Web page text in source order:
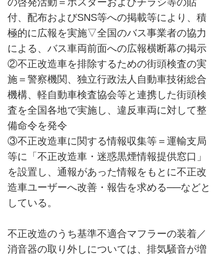
付、配布およびSNS等への掲載等により、積
極的に広報を実施▽全国のバス事業者の協力
による、バス車両前面への広報横断幕の掲示
②不正改造車を排除するための街頭検査の実
施＝警察機関、独立行政法人自動車技術総合
機構、軽自動車検査協会等と連携した街頭検
査を全国各地で実施し、違反車両に対して整
備命令を発令
③不正改造車に関する情報収集等＝運輸支局
等に「不正改造車・迷惑黒煙情報提供窓口」
を設置し、通報があった情報をもとに不正改
造車ユーザーへ改善・報告を求める──などと
している。
不正改造のうち基準不適合マフラーの装着／
消音器の取り外しについては、排気騒音が増